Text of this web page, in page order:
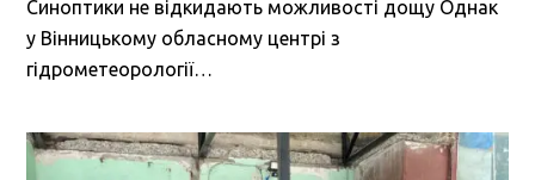
Синоптики не відкидають можливості дощу Однак
у Вінницькому обласному центрі з
гідрометеорології…